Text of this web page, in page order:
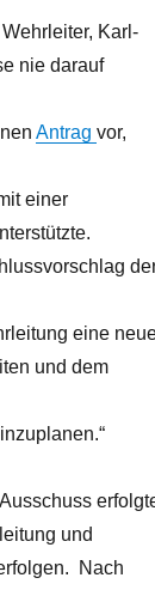
Karl-
nie darauf
Antrag vor,
einer
eine
und dem
und
Nach